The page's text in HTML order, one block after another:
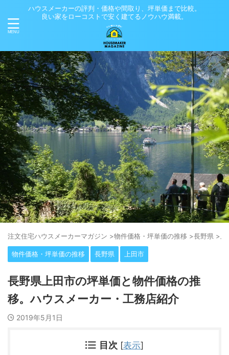
ハウスメーカーの評判・価格や間取り、坪単価まで比較。
良い家をローコストで安く建てるノウハウ満載。
注⽂住宅ハウスメーカーマガジン >物件価格・坪単価の推移 >長野県 >
物件価格・坪単価の推移 長野県 上田市
長野県上田市の坪単価と物件価格の推
移。ハウスメーカー・工務店紹介
2019年5月1日
目次 [表示]